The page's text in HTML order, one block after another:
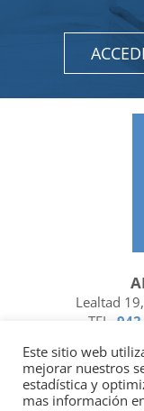
Lealtad
TEL.
Socio de
Este sitio web
mejorar nuestros
estadística y
mas información